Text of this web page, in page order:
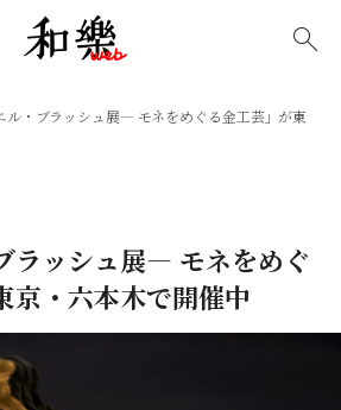
ル・ブラッシュ展― モネをめぐる金工芸」が東
ラッシュ展― モネをめぐ
京・六本木で開催中